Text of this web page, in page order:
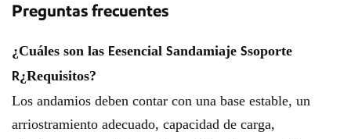
Preguntas frecuentes
¿Cuáles son las Eesencial Sandamiaje Ssoporte
R¿Requisitos?
Los andamios deben contar con una base estable, un
arriostramiento adecuado, capacidad de carga,